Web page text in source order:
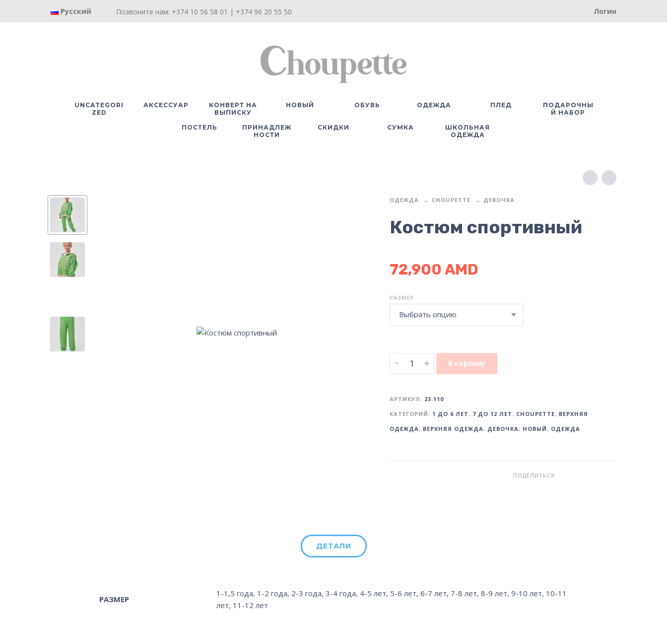
Логин
Русский Позвоните нам: +374 10 56 58 01 | +374 96 20 55 50
UNCATEGORI
ZED
АКСЕССУАР
КОНВЕРТ НА
ВЫПИСКУ
НОВЫЙ ОБУВЬ ОДЕЖДА ПЛЕД
ПОДАРОЧНЫ
Й НАБОР
ПОСТЕЛЬ
ПРИНАДЛЕЖ
НОСТИ
СКИДКИ СУМКА
ШКОЛЬНАЯ
ОДЕЖДА
ОДЕЖДА CHOUPETTE ДЕВОЧКА
Костюм спортивный
72,900 AMD
РАЗМЕР
Выбрать опцию
- + В корзину
АРТИКУЛ: 23.110
КАТЕГОРИЙ: 1 ДО 6 ЛЕТ , 7 ДО 12 ЛЕТ , CHOUPETTE, ВЕРХНЯЯ
ОДЕЖДА , ВЕРХНЯЯ ОДЕЖДА , ДЕВОЧКА , НОВЫЙ , ОДЕЖДА
ПОДЕЛИТЬСЯ
ДЕТАЛИ
РАЗМЕР
1-1,5 года, 1-2 года, 2-3 года, 3-4 года, 4-5 лет, 5-6 лет, 6-7 лет, 7-8 лет, 8-9 лет, 9-10 лет, 10-11
лет, 11-12 лет